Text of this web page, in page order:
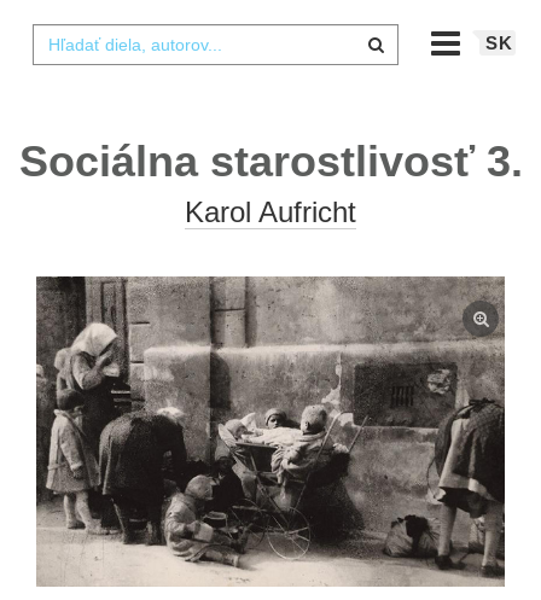
SK
Sociálna starostlivosť 3.
Karol Aufricht